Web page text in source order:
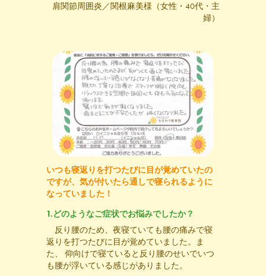
肩関節周囲炎／関根麻美様（女性・40代・主
婦）
いつも寝返りを打つたびに目が覚めていたの
ですが、気が付いたら通しで寝られるように
なっていました！
1.どのようなご症状でお悩みでしたか？
反り腰のため、夜寝ていても腰の痛みで寝
返りを打つたびに目が覚めていました。ま
た、 仰向けで寝ていると反り腰のせいでいつ
も腰が浮いている感じがありました。